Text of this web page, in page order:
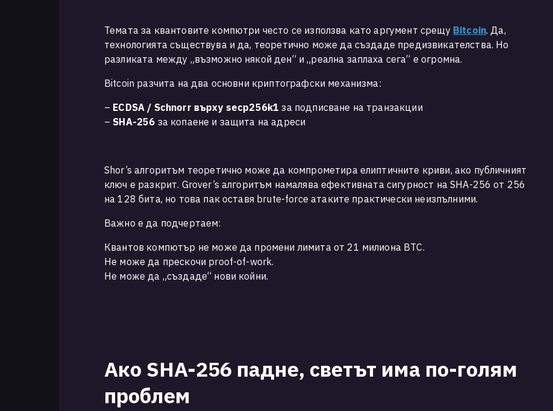
Темата за квантовите компютри често се използва като аргумент срещу Bitcoin. Да,
технологията съществува и да, теоретично може да създаде предизвикателства. Но
разликата между „възможно някой ден“ и „реална заплаха сега“ е огромна.
Bitcoin разчита на два основни криптографски механизма:
– ECDSA / Schnorr върху secp256k1 за подписване на транзакции
– SHA-256 за копаене и защита на адреси
Shor’s алгоритъм теоретично може да компрометира елиптичните криви, ако публичният
ключ е разкрит. Grover’s алгоритъм намалява ефективната сигурност на SHA-256 от 256
на 128 бита, но това пак оставя brute-force атаките практически неизпълними.
Важно е да подчертаем:
Квантов компютър не може да промени лимита от 21 милиона BTC.
Не може да прескочи proof-of-work.
Не може да „създаде“ нови койни.
Ако SHA-256 падне, светът има по-голям
проблем